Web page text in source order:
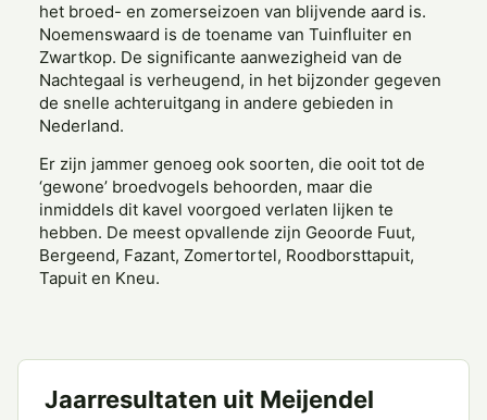
het broed- en zomerseizoen van blijvende aard is.
Noemenswaard is de toename van Tuinfluiter en
Zwartkop. De significante aanwezigheid van de
Nachtegaal is verheugend, in het bijzonder gegeven
de snelle achteruitgang in andere gebieden in
Nederland.
Er zijn jammer genoeg ook soorten, die ooit tot de
‘gewone’ broedvogels behoorden, maar die
inmiddels dit kavel voorgoed verlaten lijken te
hebben. De meest opvallende zijn Geoorde Fuut,
Bergeend, Fazant, Zomertortel, Roodborsttapuit,
Tapuit en Kneu.
Jaarresultaten uit Meijendel